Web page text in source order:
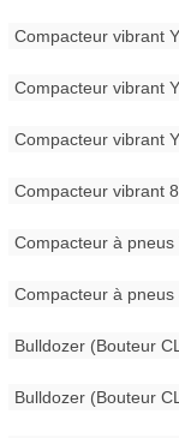
Compacteur vibrant
Compacteur vibrant
Compacteur vibrant
Compacteur vibrant
Compacteur à pneus
Compacteur à pneus
Bulldozer (Bouteur
Bulldozer (Bouteur